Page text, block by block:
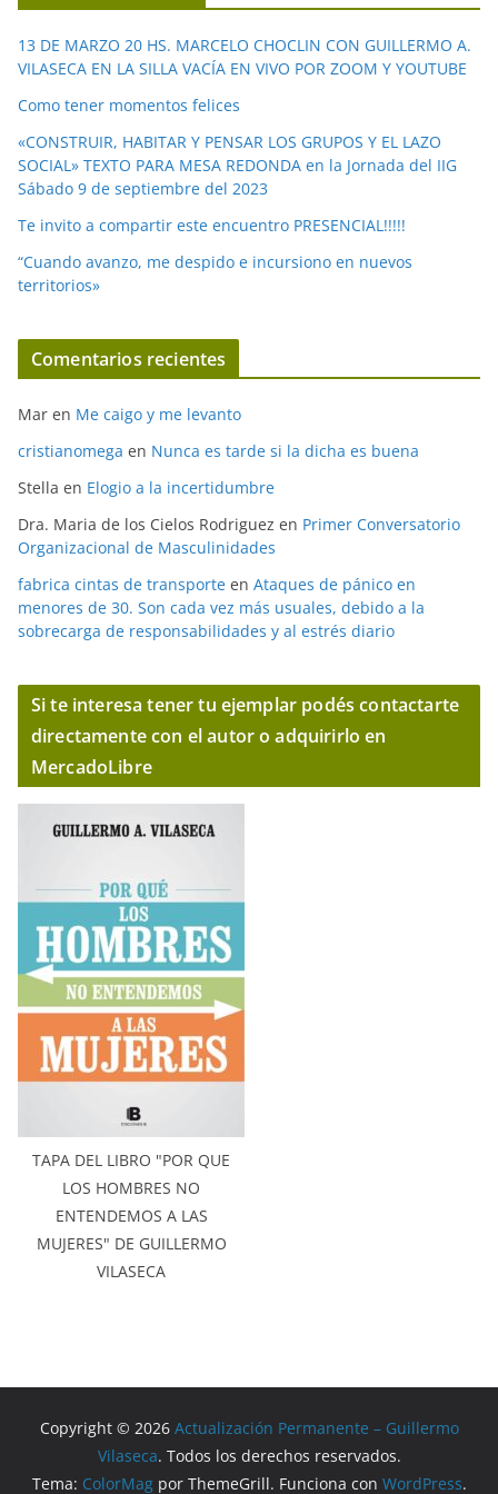
d
o
13 DE MARZO 20 HS. MARCELO CHOCLIN CON GUILLERMO A.
VILASECA EN LA SILLA VACÍA EN VIVO POR ZOOM Y YOUTUBE
Como tener momentos felices
«CONSTRUIR, HABITAR Y PENSAR LOS GRUPOS Y EL LAZO
SOCIAL» TEXTO PARA MESA REDONDA en la Jornada del IIG
Sábado 9 de septiembre del 2023
Te invito a compartir este encuentro PRESENCIAL!!!!!
“Cuando avanzo, me despido e incursiono en nuevos
territorios»
Comentarios recientes
Mar en Me caigo y me levanto
cristianomega en Nunca es tarde si la dicha es buena
Stella en Elogio a la incertidumbre
Dra. Maria de los Cielos Rodriguez en Primer Conversatorio
Organizacional de Masculinidades
fabrica cintas de transporte en Ataques de pánico en
menores de 30. Son cada vez más usuales, debido a la
sobrecarga de responsabilidades y al estrés diario
Si te interesa tener tu ejemplar podés contactarte
directamente con el autor o adquirirlo en
MercadoLibre
TAPA DEL LIBRO "POR QUE
LOS HOMBRES NO
ENTENDEMOS A LAS
MUJERES" DE GUILLERMO
VILASECA
Copyright © 2026 Actualización Permanente – Guillermo
Vilaseca. Todos los derechos reservados.
Tema: ColorMagpor ThemeGrill. Funciona con WordPress.